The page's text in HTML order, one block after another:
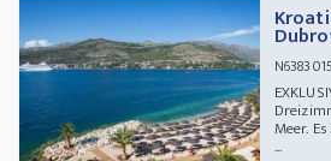
Meer.
...